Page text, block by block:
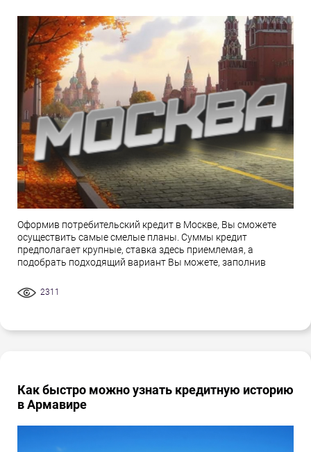
Оформив потребительский кредит в Москве, Вы сможете
осуществить самые смелые планы. Суммы кредит
предполагает крупные, ставка здесь приемлемая, а
подобрать подходящий вариант Вы можете, заполнив
2311
Как быстро можно узнать кредитную историю
в Армавире